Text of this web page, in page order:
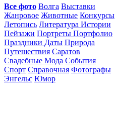
Все фото Волга Выставки
Жанровое Животные Конкурсы
Летопись Литература Истории
Пейзажи Портреты Портфолио
Праздники Даты Природа
Путешествия Саратов
Свадебные Мода События
Спорт Справочная Фотографы
Энгельс Юмор